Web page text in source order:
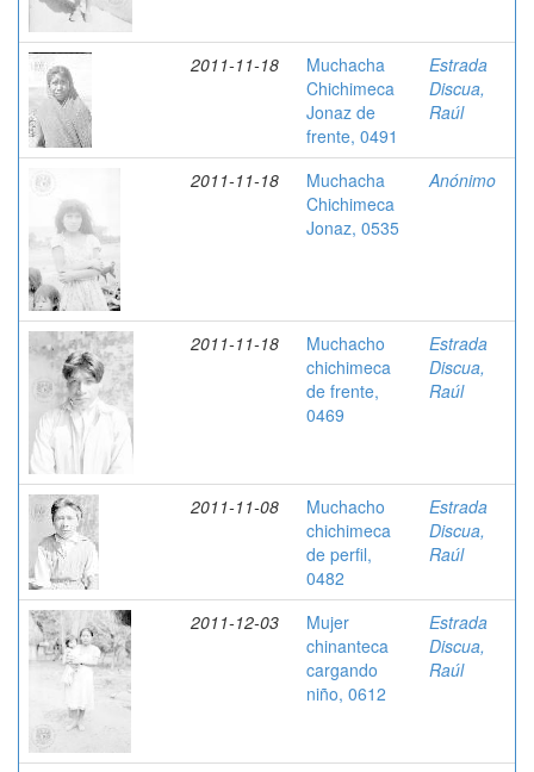
2011-11-18
Muchacha
Chichimeca
Jonaz de
frente, 0491
Estrada
Discua,
Raúl
2011-11-18
Muchacha
Chichimeca
Jonaz, 0535
Anónimo
2011-11-18
Muchacho
chichimeca
de frente,
0469
Estrada
Discua,
Raúl
2011-11-08
Muchacho
chichimeca
de perfil,
0482
Estrada
Discua,
Raúl
2011-12-03
Mujer
chinanteca
cargando
niño, 0612
Estrada
Discua,
Raúl